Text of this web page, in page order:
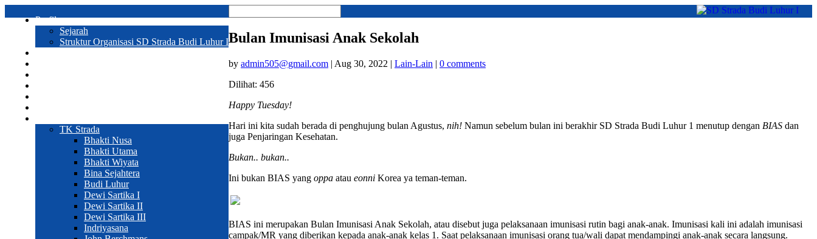
Profil
Sejarah
Struktur Organisasi SD Strada Budi Luhur I
TK Strada
Bhakti Nusa
Bhakti Utama
Bhakti Wiyata
Bina Sejahtera
Budi Luhur
Dewi Sartika I
Dewi Sartika II
Dewi Sartika III
Indriyasana
Bulan Imunisasi Anak Sekolah
by admin505@gmail.com | Aug 30, 2022 | Lain-Lain | 0 comments
Dilihat: 456
Happy Tuesday!
Hari ini kita sudah berada di penghujung bulan Agustus, nih! Namun sebelum bulan ini berakhir SD Strada Budi Luhur 1 menutup dengan BIAS dan
juga Penjaringan Kesehatan.
Bukan.. bukan..
Ini bukan BIAS yang oppa atau eonni Korea ya teman-teman.
BIAS ini merupakan Bulan Imunisasi Anak Sekolah, atau disebut juga pelaksanaan imunisasi rutin bagi anak-anak. Imunisasi kali ini adalah imunisasi
campak/MR yang diberikan kepada anak-anak kelas 1. Saat pelaksanaan imunisasi orang tua/wali dapat mendampingi anak-anak secara langsung.